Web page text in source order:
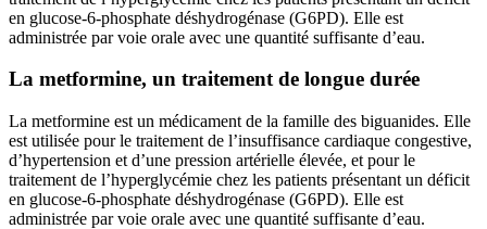
en glucose-6-phosphate déshydrogénase (G6PD). Elle est
administrée par voie orale avec une quantité suffisante d’eau.
La metformine, un traitement de longue durée
La metformine est un médicament de la famille des biguanides. Elle
est utilisée pour le traitement de l’insuffisance cardiaque congestive,
d’hypertension et d’une pression artérielle élevée, et pour le
traitement de l’hyperglycémie chez les patients présentant un déficit
en glucose-6-phosphate déshydrogénase (G6PD). Elle est
administrée par voie orale avec une quantité suffisante d’eau.